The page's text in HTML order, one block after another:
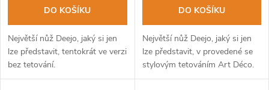
DO KOŠÍKU
Největší nůž Deejo, jaký si jen
lze představit, tentokrát ve verzi
bez tetování.
DO KOŠÍKU
Největší nůž Deejo, jaký si jen
lze představit, v provedené se
stylovým tetováním Art Déco.